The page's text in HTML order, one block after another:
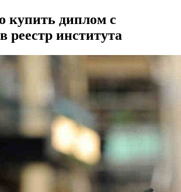
купить диплом с
реестр института